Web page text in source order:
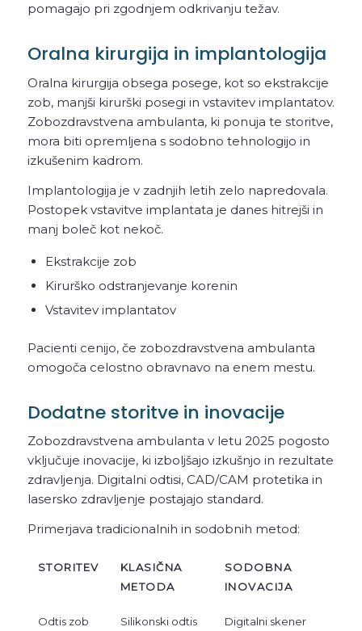
pomagajo pri zgodnjem odkrivanju težav.
Oralna kirurgija in implantologija
Oralna kirurgija obsega posege, kot so ekstrakcije
zob, manjši kirurški posegi in vstavitev implantatov.
Zobozdravstvena ambulanta, ki ponuja te storitve,
mora biti opremljena s sodobno tehnologijo in
izkušenim kadrom.
Implantologija je v zadnjih letih zelo napredovala.
Postopek vstavitve implantata je danes hitrejši in
manj boleč kot nekoč.
Ekstrakcije zob
Kirurško odstranjevanje korenin
Vstavitev implantatov
Pacienti cenijo, če zobozdravstvena ambulanta
omogoča celostno obravnavo na enem mestu.
Dodatne storitve in inovacije
Zobozdravstvena ambulanta v letu 2025 pogosto
vključuje inovacije, ki izboljšajo izkušnjo in rezultate
zdravljenja. Digitalni odtisi, CAD/CAM protetika in
lasersko zdravljenje postajajo standard.
Primerjava tradicionalnih in sodobnih metod:
STORITEV
KLASIČNA
METODA
SODOBNA
INOVACIJA
Odtis zob Silikonski odtis Digitalni skener